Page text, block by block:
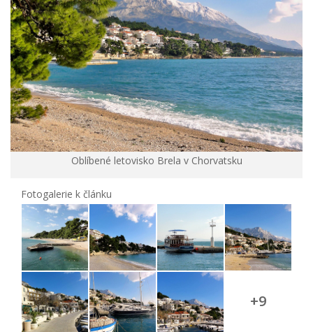
Oblíbené letovisko Brela v Chorvatsku
Fotogalerie k článku
+9